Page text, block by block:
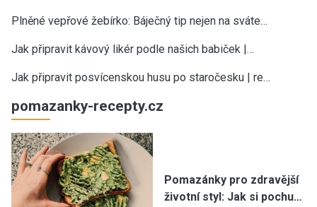
Plněné vepřové žebírko: Báječný tip nejen na sváte…
Jak připravit kávový likér podle našich babiček |…
Jak připravit posvícenskou husu po staročesku | re…
pomazanky-recepty.cz
Pomazánky pro zdravější
životní styl: Jak si pochu…